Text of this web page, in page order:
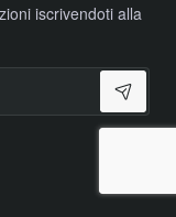
iscrivendoti alla